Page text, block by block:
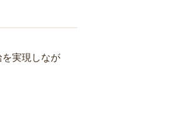
実現しなが